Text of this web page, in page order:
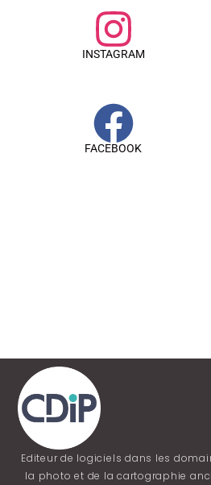
INSTAGRAM
FACEBOOK
Editeur de logiciels dans les
la photo et de la cartographie